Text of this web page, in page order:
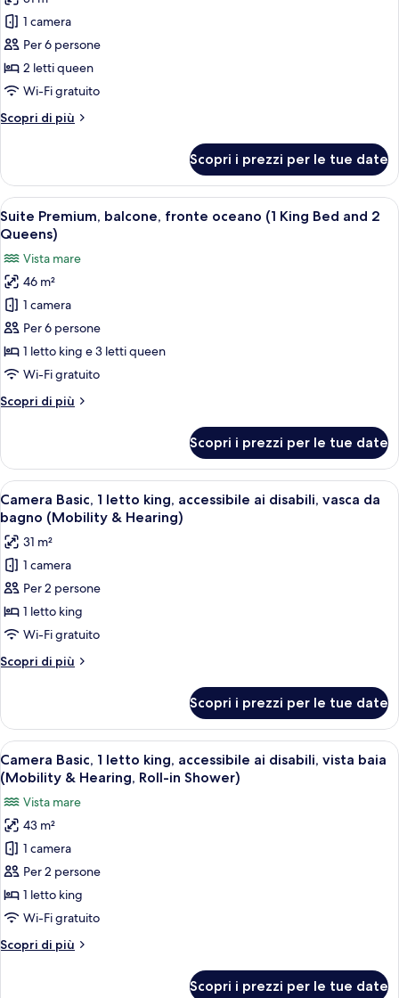
vista
parziale
le
foto
per
Doppia
Basic,
letti
vista
oceano
parziale
1 camera
Per 6 persone
2 letti queen
Wi-Fi gratuito
Scopri di più
Altri
Basic,
letti
queen,
vista
oceano
parziale
Scopri i prezzi per le tue date
Apri
tutte
foto
per
Suite
Premium,
balcone,
fronte
(1
and
2
Queens)
Camera d'albergo con due letti, un
6
Suite Premium, balcone, fronte oceano (1 King Bed and 2
Queens)
Vista mare
46 m²
1 camera
Per 6 persone
1 letto king e 3 letti queen
Wi-Fi gratuito
Scopri di più
Altri
Premium,
balcone,
fronte
oceano
King
Bed
and
2
Queens)
Scopri i prezzi per le tue date
Apri
tutte
le
foto
per
Camera
Basic,
1
letto
king,
ai
disabili,
vasca
da
bagno
(Mobility
&
Hearing)
Camera d'albergo con un letto, una
6
Camera Basic, 1 letto king, accessibile ai disabili, vasca da
bagno (Mobility & Hearing)
31 m²
1 camera
Per 2 persone
1 letto king
Wi-Fi gratuito
Scopri di più
Altri
Basic,
letto
king,
accessibile
ai
disabili,
vasca
da
bagno
&
Hearing)
Scopri i prezzi per le tue date
Apri
tutte
le
foto
per
Camera
Basic,
1
letto
accessibile
Una camera d'albergo con un letto
5
Camera Basic, 1 letto king, accessibile ai disabili, vista baia
(Mobility & Hearing, Roll-in Shower)
Vista mare
43 m²
1 camera
Per 2 persone
1 letto king
Wi-Fi gratuito
Scopri di più
Altri
Scopri i prezzi per le tue date